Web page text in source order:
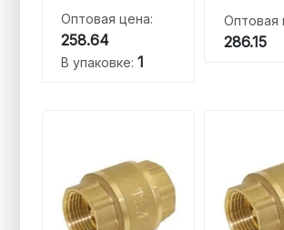
Оптовая цена:
258.64
В упаковке:1
Оптовая
286.15